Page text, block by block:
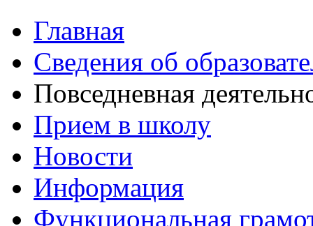
Главная
Сведения об
Повседневная
Прием в школу
Новости
Информация
Функциональная